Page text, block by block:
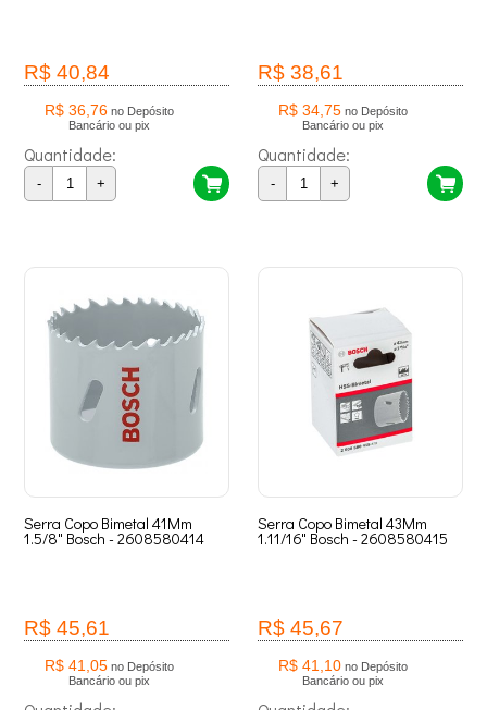
R$ 40,84
R$ 36,76 no Depósito
Bancário ou pix
Quantidade:
- +
R$ 38,61
R$ 34,75 no Depósito
Bancário ou pix
Quantidade:
- +
Serra Copo Bimetal 41Mm
1.5/8" Bosch - 2608580414
R$ 45,61
R$ 41,05 no Depósito
Bancário ou pix
Serra Copo Bimetal 43Mm
1.11/16" Bosch - 2608580415
R$ 45,67
R$ 41,10 no Depósito
Bancário ou pix